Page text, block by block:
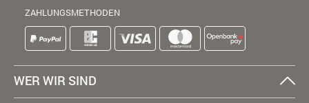
ZAHLUNGSMETHODEN
WER WIR SIND